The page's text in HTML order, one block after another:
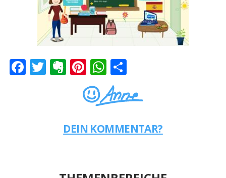
Facebook
Twitter
Evernote
Pinterest
WhatsApp
DEIN KOMMENTAR?